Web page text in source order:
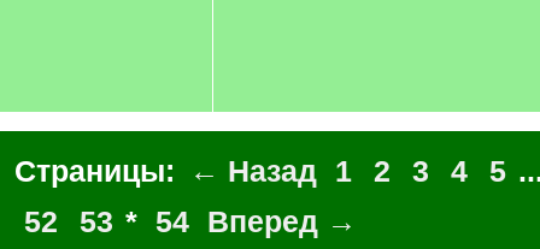
Страницы: ← Назад 1 2 3 4 5
52
53 * 54 Вперед →